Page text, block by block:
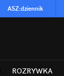
ASZ:dziennik
ROZRYWKA